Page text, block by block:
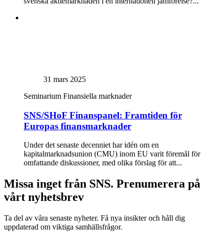
31 mars 2025
Seminarium Finansiella marknader
SNS/SHoF Finanspanel: Framtiden för
Europas finansmarknader
Under det senaste decenniet har idén om en
kapitalmarknadsunion (CMU) inom EU varit föremål för
omfattande diskussioner, med olika förslag för att...
Missa inget från SNS. Prenumerera på
vårt nyhetsbrev
Ta del av våra senaste nyheter. Få nya insikter och håll dig
uppdaterad om viktiga samhällsfrågor.